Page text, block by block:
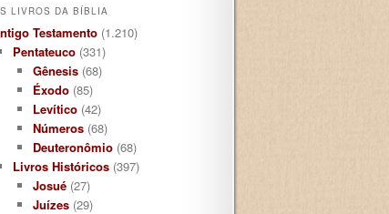
LIVROS DA BÍBLIA
Testamento (1.210)
Pentateuco(331)
Gênesis (68)
Éxodo (85)
Levítico (42)
Números (68)
Deuteronômio (68)
Livros Históricos(397)
Josué (27)
Juízes (29)